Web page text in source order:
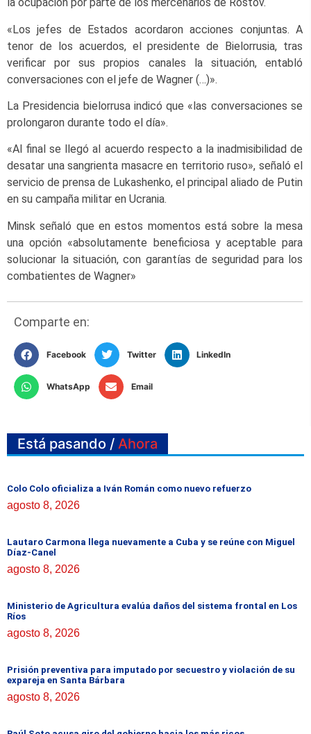
«Los jefes de Estados acordaron acciones conjuntas. A
tenor de los acuerdos, el presidente de Bielorrusia, tras
verificar por sus propios canales la situación, entabló
conversaciones con el jefe de Wagner (…)».
La Presidencia bielorrusa indicó que «las conversaciones se
prolongaron durante todo el día».
«Al final se llegó al acuerdo respecto a la inadmisibilidad de
desatar una sangrienta masacre en territorio ruso», señaló el
servicio de prensa de Lukashenko, el principal aliado de Putin
en su campaña militar en Ucrania.
Minsk señaló que en estos momentos está sobre la mesa
una opción «absolutamente beneficiosa y aceptable para
solucionar la situación, con garantías de seguridad para los
combatientes de Wagner»
Comparte en:
Facebook Twitter LinkedIn
WhatsApp Email
Está pasando / Ahora
Colo Colo oficializa a Iván Román como nuevo refuerzo
agosto 8, 2026
Lautaro Carmona llega nuevamente a Cuba y se reúne con Miguel
Díaz-Canel
agosto 8, 2026
Ministerio de Agricultura evalúa daños del sistema frontal en Los
Ríos
agosto 8, 2026
Prisión preventiva para imputado por secuestro y violación de su
expareja en Santa Bárbara
agosto 8, 2026